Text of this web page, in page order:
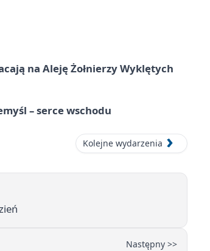
na Aleję Żołnierzy Wyklętych
– serce wschodu
Kolejne wydarzenia
Następny >>